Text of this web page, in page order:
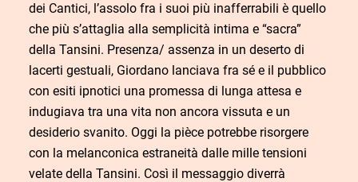
dei Cantici, l’assolo fra i suoi più inafferrabili è quello
che più s’attaglia alla semplicità intima e “sacra”
della Tansini. Presenza/ assenza in un deserto di
lacerti gestuali, Giordano lanciava fra sé e il pubblico
con esiti ipnotici una promessa di lunga attesa e
indugiava tra una vita non ancora vissuta e un
desiderio svanito. Oggi la pièce potrebbe risorgere
con la melanconica estraneità dalle mille tensioni
velate della Tansini. Così il messaggio diverrà